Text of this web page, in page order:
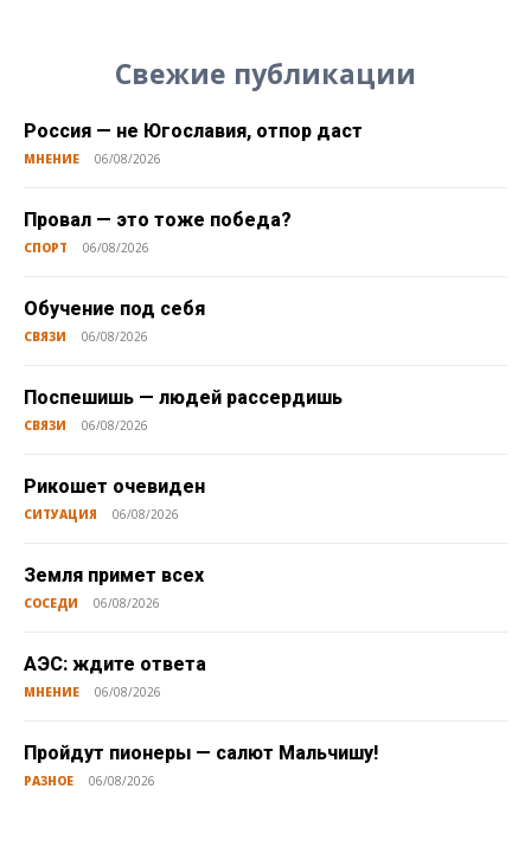
Свежие публикации
Россия — не Югославия, отпор даст
МНЕНИЕ 06/08/2026
Провал — это тоже победа?
СПОРТ 06/08/2026
Обучение под себя
СВЯЗИ 06/08/2026
Поспешишь — людей рассердишь
СВЯЗИ 06/08/2026
Рикошет очевиден
СИТУАЦИЯ 06/08/2026
Земля примет всех
СОСЕДИ 06/08/2026
АЭС: ждите ответа
МНЕНИЕ 06/08/2026
Пройдут пионеры — салют Мальчишу!
РАЗНОЕ 06/08/2026